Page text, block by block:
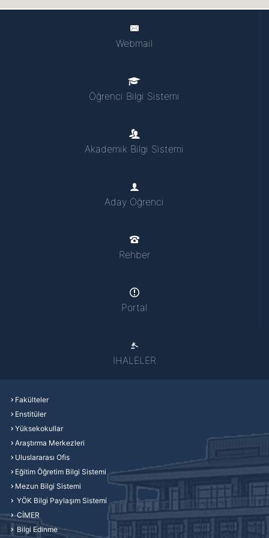
Webmail
Öğrenci Bilgi Sistemi
Akademik Bilgi Sistemi
Aday Öğrenci
Rehber
Portal
İHALELER
Fakülteler
Enstitüler
Yüksekokullar
Araştırma Merkezleri
Uluslararası Ofis
Eğitim Öğretim Bilgi Sistemi
Mezun Bilgi Sistemi
YÖK Bilgi Paylaşım Sistemi
CİMER
Bilgi Edinme